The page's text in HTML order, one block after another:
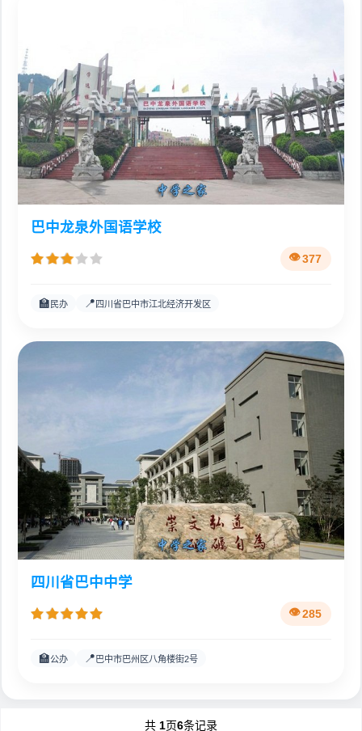
巴中龙泉外国语学校
377
🏫 民办 📍四川省巴中市江北经济开发区
四川省巴中中学
285
🏫公办 📍 巴中市巴州区八角楼街2号
共 1页6条记录